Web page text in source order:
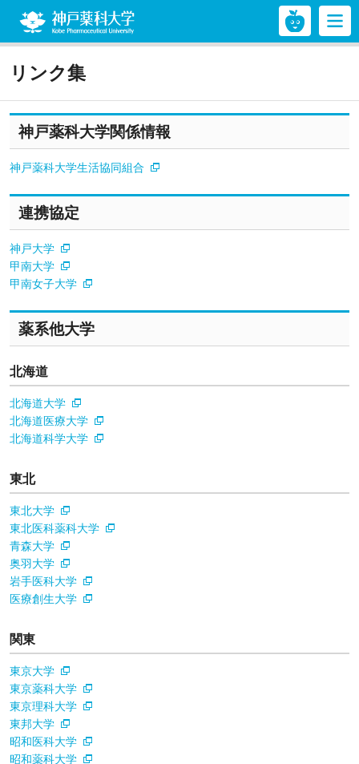
リンク集
神戸薬科大学関係情報
神戸薬科大学生活協同組合
連携協定
神戸大学
甲南大学
甲南女子大学
薬系他大学
北海道
北海道大学
北海道医療大学
北海道科学大学
東北
東北大学
東北医科薬科大学
青森大学
奥羽大学
岩手医科大学
医療創生大学
関東
東京大学
東京薬科大学
東京理科大学
東邦大学
昭和医科大学
昭和薬科大学
神戸薬科大学